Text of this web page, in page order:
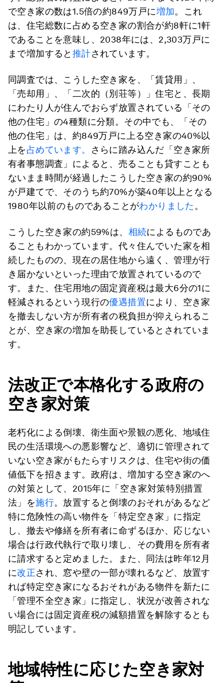
で空き家の数は1.5倍の約849万戸に増加。これ
は、住宅総数に占める空き家の割合が約8軒に1軒
であることを意味し、2038年には、2,303万戸に
まで増加すると 推計されています。
同調査では、こうした空き家を、「賃貸用」、
「売却用」、「二次的（別荘等）」住宅と、長期
にわたり人が住んでおらず放置されている「その
他の住宅」の4種類に分類。その中でも、「その
他の住宅」は、約849万戸に上る空き家の40%以
上を占めています。
さらに踏み込んだ「空き家所
有者事態調査」によると、売ることも貸すことも
ないまま時間が経過したこうした空き家の約90%
が戸建てで、そのうち約70%が築40年以上となる
1980年以前のものであることがわかりました 。
こうした空き家の約59%は、 相続によるものであ
ることもわかっています。代々住んでいた家を相
続したものの、現在の居住地から遠く、管理が行
き届かないといった理由で放置されているので
す。また、住宅用地の固定資産税は最大6分の1に
軽減されるという現行の優遇措置により、空き家
を撤去しない方が所有者の税負担が抑えられるこ
とが、空き家の増加を助長しているとされていま
す。
法改正で本格化する政府の
空き家対策
老朽化による倒壊、衛生面や景観の悪化、地域住
民の生活環境への悪影響など、適切に管理されて
いない空き家がもたらすリスクは、住宅や街の価
値低下を招きます。政府は、増加する空き家のへ
の対策として、2015年に「空き家対策特別措置
法」を施行。放置すると倒壊のおそれがあるなど
特に危険性の高い物件を「特定空き家」に指定
し、撤去や修繕を所有者に命ずるほか、応じない
場合は行政代執行で取り壊し、その費用を所有者
に請求すると定めました。また、同法は昨年12月
に改正され、窓や壁の一部が壊れるなど、放置す
れば特定空き家になるおそれがある物件を新たに
「管理不全空き家」に指定し、状況が改善されな
い場合には固定資産税の減額措置を解除するとも
明記しています。
地域特性に応じた空き家対